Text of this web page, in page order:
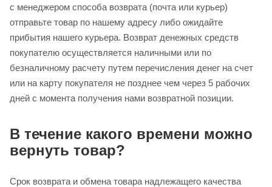
с менеджером способа возврата (почта или курьер)
отправьте товар по нашему адресу либо ожидайте
прибытия нашего курьера. Возврат денежных средств
покупателю осуществляется наличными или по
безналичному расчету путем перечисления денег на счет
или на карту покупателя не позднее чем через 5 рабочих
дней с момента получения нами возвратной позиции.
В течение какого времени можно
вернуть товар?
Срок возврата и обмена товара надлежащего качества